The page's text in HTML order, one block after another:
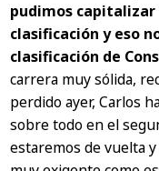
pudimos
clasificación y eso
clasificación de
carrera muy sólida,
perdido ayer, Carlos
sobre todo en el
estaremos de vuelta